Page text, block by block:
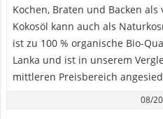
Kochen, Braten und Backen als
Kokosöl kann auch als
ist zu 100 % organische Bio-
Lanka und ist in unserem
mittleren Preisbereich
08/